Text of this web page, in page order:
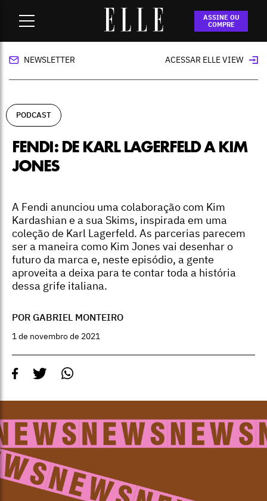
ASSINE OU
COMPRE
Fendi: de Karl Lagerfeld a Kim Jones
NEWSLETTER ACESSAR ELLE VIEW
PODCAST
FENDI: DE KARL LAGERFELD A KIM
JONES
A Fendi anunciou uma colaboração com Kim
Kardashian e a sua Skims, inspirada em uma
coleção de Karl Lagerfeld. As parcerias parecem
ser a maneira como Kim Jones vai desenhar o
futuro da marca e, neste episódio, a gente
aproveita a deixa para te contar toda a história
dessa grife italiana.
POR GABRIEL MONTEIRO
1 de novembro de 2021